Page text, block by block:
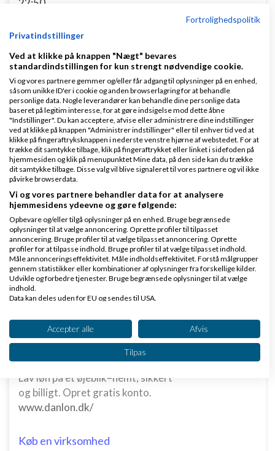
22:50
Ny og anderledes infoskærm
Nyeste indlægafmagicMouse,den 15-05-2026
kl. 16:38
2 svar
Tror I dette vil ske ?
Nyeste indlægafLinkCentralen.dk,den 21-05-
2026 kl. 00:01
1 svar
Klar lønnen med Danløn
Lav løn på et øjeblik–nemt, sikkert
og billigt. Opret gratis konto.
www.danlon.dk/
Køb en virksomhed
Fortrolighedspolitik
Privatindstillinger
Ved at klikke på knappen "Nægt" bevares
standardindstillingen for kun strengt nødvendige cookie.
Vi og vores partnere gemmer og/eller får adgang til oplysninger på en enhed,
såsom unikke ID'er i cookie og anden browserlagring for at behandle
personlige data. Nogle leverandører kan behandle dine personlige data
baseret på legitim interesse, for at gøre indsigelse mod dette åbne
"Indstillinger". Du kan acceptere, afvise eller administrere dine indstillinger
ved at klikke på knappen "Administrer indstillinger" eller til enhver tid ved at
klikke på fingeraftryksknappen i nederste venstre hjørne af webstedet. For at
trække dit samtykke tilbage, klik på fingeraftrykket eller linket i sidefoden på
hjemmesiden og klik på menupunktet Mine data, på den side kan du trække
dit samtykke tilbage. Disse valg vil blive signaleret til vores partnere og vil ikke
påvirke browserdata.
Vi og vores partnere behandler data for at analysere
hjemmesidens ydeevne og gøre følgende:
Opbevare og/eller tilgå oplysninger på en enhed. Bruge begrænsede
oplysninger til at vælge annoncering. Oprette profiler til tilpasset
annoncering. Bruge profiler til at vælge tilpasset annoncering. Oprette
profiler for at tilpasse indhold. Bruge profiler til at vælge tilpasset indhold.
Måle annonceringseffektivitet. Måle indholdseffektivitet. Forstå målgrupper
gennem statistikker eller kombinationer af oplysninger fra forskellige kilder.
Udvikle og forbedre tjenester. Bruge begrænsede oplysninger til at vælge
indhold.
Data kan deles uden for EU og sendes til USA.
Se partnerliste (2 IAB-leverandører)
Vi bruger dine data til følgende formål:
IAB's behandlingsformål:
Opbevare og/eller tilgå oplysninger på en
enhed
Bruge begrænsede oplysninger til at vælge
Accepter alle Afvis
Tilpas